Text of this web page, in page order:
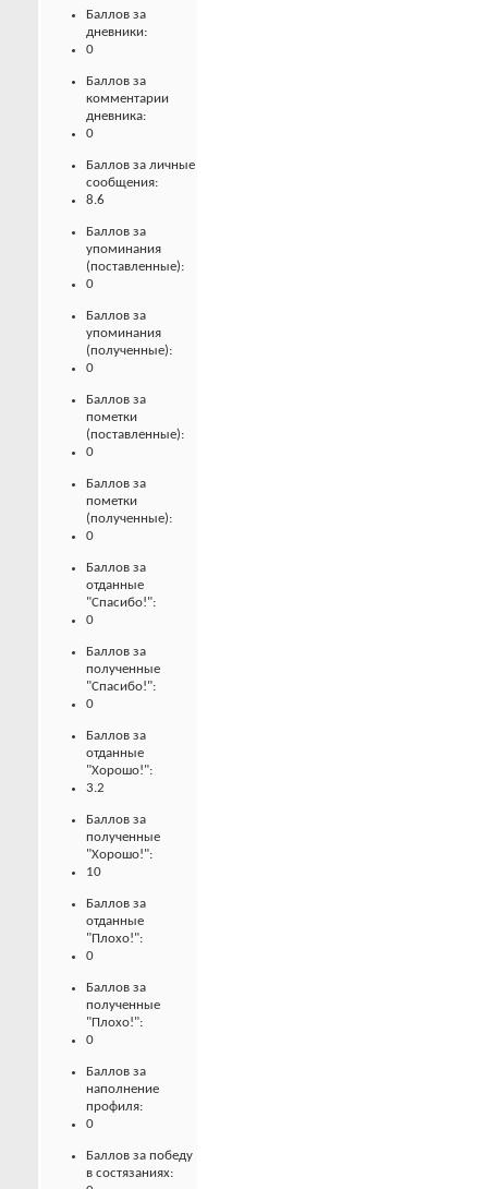
Баллов за
дневники:
0
Баллов за
комментарии
дневника:
0
Баллов за личные
сообщения:
8.6
Баллов за
упоминания
(поставленные):
0
Баллов за
упоминания
(полученные):
0
Баллов за
пометки
(поставленные):
0
Баллов за
пометки
(полученные):
0
Баллов за
отданные
"Спасибо!":
0
Баллов за
полученные
"Спасибо!":
0
Баллов за
отданные
"Хорошо!":
3.2
Баллов за
полученные
"Хорошо!":
10
Баллов за
отданные
"Плохо!":
0
Баллов за
полученные
"Плохо!":
0
Баллов за
наполнение
профиля:
0
Баллов за победу
в состязаниях: